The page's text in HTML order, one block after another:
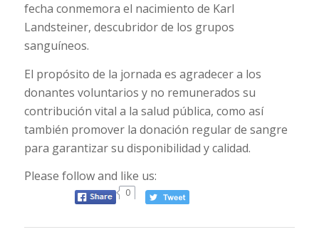
fecha conmemora el nacimiento de Karl
Landsteiner, descubridor de los grupos
sanguíneos.
El propósito de la jornada es agradecer a los
donantes voluntarios y no remunerados su
contribución vital a la salud pública, como así
también promover la donación regular de sangre
para garantizar su disponibilidad y calidad.
Please follow and like us:
0